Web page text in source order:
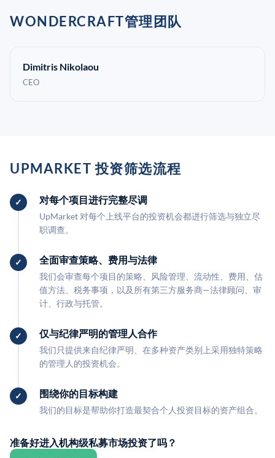
WONDERCRAFT管理团队
Dimitris Nikolaou
CEO
UPMARKET 投资筛选流程
对每个项目进行完整尽调
UpMarket 对每个上线平台的投资机会都进行筛选与独立尽
职调查。
全面审查策略、费用与法律
我们会审查每个项目的策略、风险管理、流动性、费用、估
值方法、税务事项，以及所有第三方服务商—法律顾问、审
计、行政与托管。
仅与纪律严明的管理人合作
我们只提供来自纪律严明、在多种资产类别上采用独特策略
的管理人的投资机会。
围绕你的目标构建
我们的目标是帮助你打造最契合个人投资目标的资产组合。
准备好进入机构级私募市场投资了吗？